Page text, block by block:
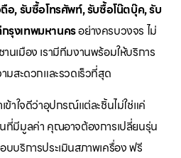
อ, รับซื้อโทรศัพท์, รับซื้อโน๊ตบุ๊ค, รับ
รุงเทพมหานครอย่างครบวงจร ไม่
นเมือง เรามีทีมงานพร้อมให้บริการ
มสะดวกและรวดเร็วที่สุด
ข้าใจดีว่าอุปกรณ์แต่ละชิ้นไม่ใช่แค่
ที่มีมูลค่า คุณอาจต้องการเปลี่ยนรุ่น
บบริการประเมินสภาพเครื่อง ฟรี